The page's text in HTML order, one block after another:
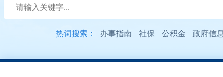
热词搜索： 办事指南 社保 公积金 政府信